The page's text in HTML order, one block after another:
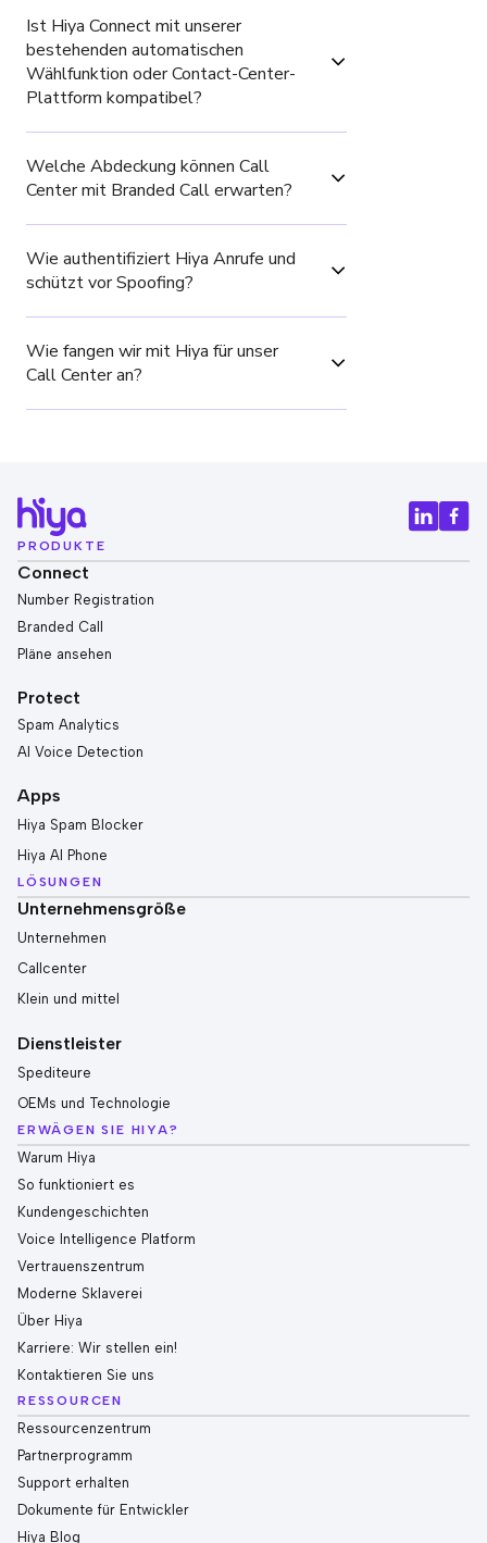
Ist Hiya Connect mit unserer
bestehenden automatischen
Wählfunktion oder Contact-Center-
Plattform kompatibel?
Welche Abdeckung können Call
Center mit Branded Call erwarten?
Wie authentifiziert Hiya Anrufe und
schützt vor Spoofing?
Wie fangen wir mit Hiya für unser
Call Center an?
PRODUKTE
Connect
Number Registration
Branded Call
Pläne ansehen
Protect
Spam Analytics
AI Voice Detection
Apps
Hiya Spam Blocker
Hiya AI Phone
LÖSUNGEN
Unternehmensgröße
Unternehmen
Callcenter
Klein und mittel
Dienstleister
Spediteure
OEMs und Technologie
ERWÄGEN SIE HIYA?
Warum Hiya
So funktioniert es
Kundengeschichten
Voice Intelligence Platform
Vertrauenszentrum
Moderne Sklaverei
Über Hiya
Karriere: Wir stellen ein!
Kontaktieren Sie uns
RESSOURCEN
Ressourcenzentrum
Partnerprogramm
Support erhalten
Dokumente für Entwickler
Hiya Blog